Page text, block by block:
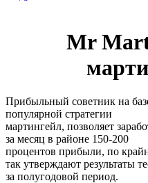
Mr
Прибыльный советник на
популярной стратегии
мартингейл, позволяет
за месяц в районе 150-200
процентов прибыли, по
так утверждают результаты
за полугодовой период.